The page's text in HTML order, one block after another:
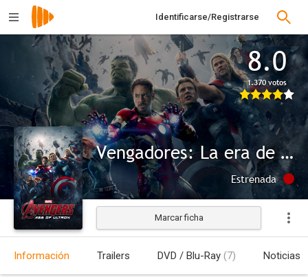
Identificarse/Registrarse
8.0
1.370 votos
Vengadores: La era de Ultrón
Estrenada
Marcar ficha
Información Trailers DVD / Blu-Ray (7) Noticias